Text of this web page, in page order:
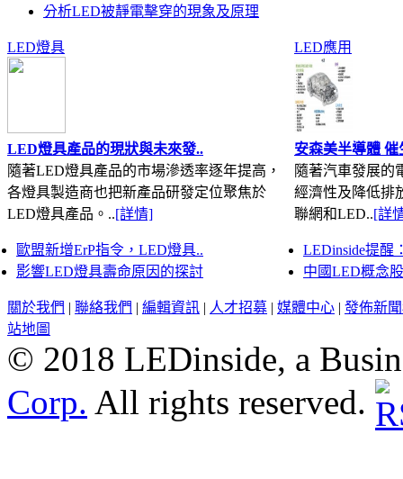
分析LED被靜電擊穿的現象及原理
LED燈具
LED燈具產品的現狀與未來發..
隨著LED燈具產品的市場滲透率逐年提高，
各燈具製造商也把新產品研發定位聚焦於
LED燈具產品。..[詳情]
歐盟新增ErP指令，LED燈具..
影響LED燈具壽命原因的探討
LED應用
安森美半導體
隨著汽車發展的
經濟性及降低排
聯網和LED..[詳
LEDinside提醒
中國LED概念
關於我們 | 聯絡我們 | 編輯資訊 | 人才招募 | 媒體中心 | 發佈新
站地圖
© 2018 LEDinside, a
Corp. All rights reserved.